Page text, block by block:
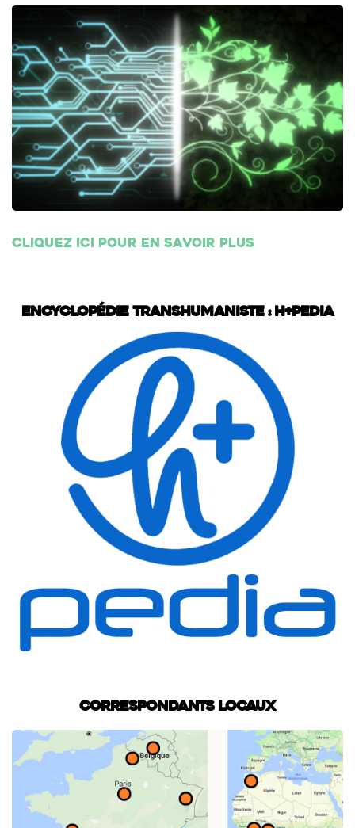
Cliquez ici pour en savoir plus
Encyclopédie transhumaniste : H+Pedia
Correspondants locaux